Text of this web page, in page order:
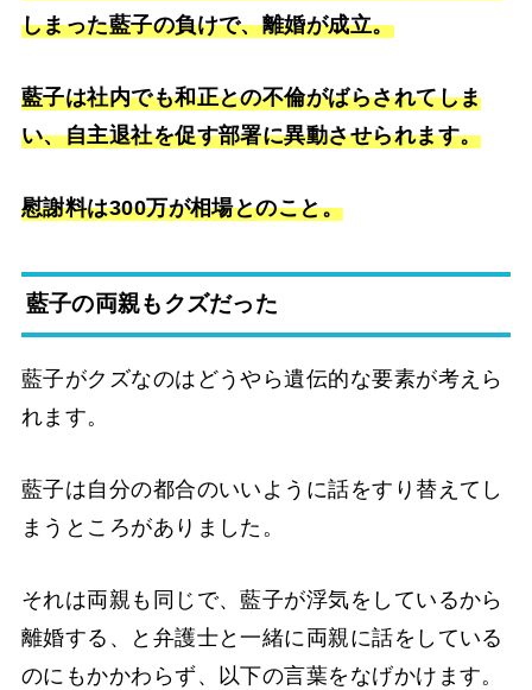
しまった藍子の負けで、離婚が成立。
藍子は社内でも和正との不倫がばらされてしま
い、自主退社を促す部署に異動させられます。
慰謝料は300万が相場とのこと。
藍子の両親もクズだった
藍子がクズなのはどうやら遺伝的な要素が考えら
れます。
藍子は自分の都合のいいように話をすり替えてし
まうところがありました。
それは両親も同じで、藍子が浮気をしているから
離婚する、と弁護士と一緒に両親に話をしている
のにもかかわらず、以下の言葉をなげかけます。